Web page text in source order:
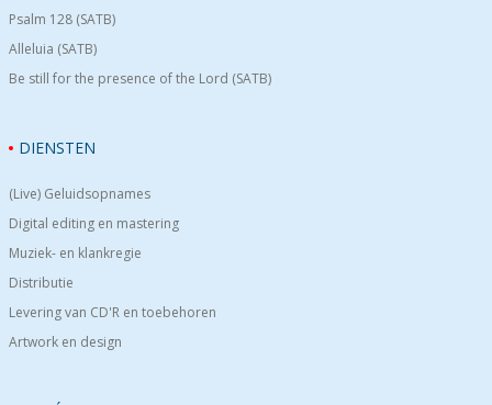
Psalm 128 (SATB)
Alleluia (SATB)
Be still for the presence of the Lord (SATB)
DIENSTEN
(Live) Geluidsopnames
Digital editing en mastering
Muziek- en klankregie
Distributie
Levering van CD'R en toebehoren
Artwork en design